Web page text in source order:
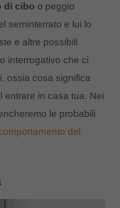
di cibo o peggio
seminterrato e lui lo
e altre possibili
interrogativo che ci
ossia cosa significa
entrare in casa tua. Nei
le probabili
del